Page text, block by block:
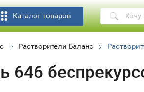
Каталог товаров
Растворители Баланс
646